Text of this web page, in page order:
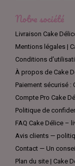
Notre société
Livraison Cake
Mentions légales |
Conditions
À propos de Cake
Paiement sécurisé :
Compte Pro Cake
Politique de
FAQ Cake Délice –
Avis clients —
Contact — Un
Plan du site | Cake